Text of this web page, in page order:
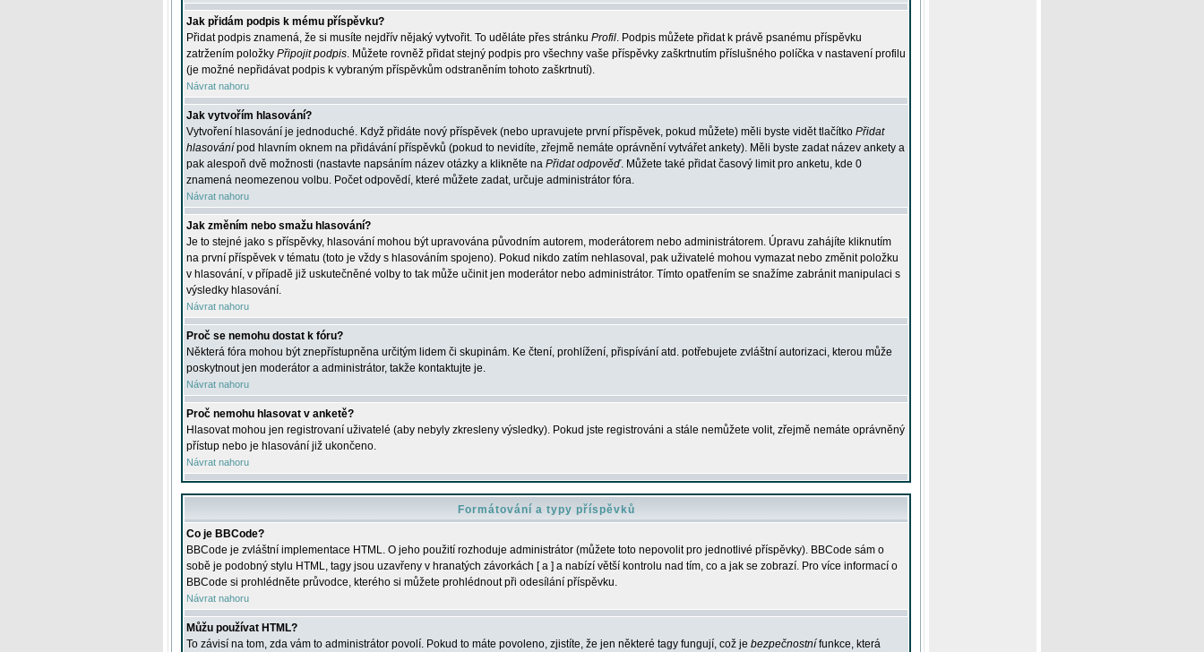
Jak přidám podpis k mému příspěvku?
Přidat podpis znamená, že si musíte nejdřív nějaký vytvořit. To uděláte přes stránku Profil. Podpis můžete přidat k právě psanému příspěvku
zatržením položky Připojit podpis. Můžete rovněž přidat stejný podpis pro všechny vaše příspěvky zaškrtnutím příslušného políčka v nastavení profilu
(je možné nepřidávat podpis k vybraným příspěvkům odstraněním tohoto zaškrtnutí).
Návrat nahoru
Jak vytvořím hlasování?
Vytvoření hlasování je jednoduché. Když přidáte nový příspěvek (nebo upravujete první příspěvek, pokud můžete) měli byste vidět tlačítko Přidat
hlasování pod hlavním oknem na přidávání příspěvků (pokud to nevidíte, zřejmě nemáte oprávnění vytvářet ankety). Měli byste zadat název ankety a
pak alespoň dvě možnosti (nastavte napsáním název otázky a klikněte na Přidat odpověď. Můžete také přidat časový limit pro anketu, kde 0
znamená neomezenou volbu. Počet odpovědí, které můžete zadat, určuje administrátor fóra.
Návrat nahoru
Jak změním nebo smažu hlasování?
Je to stejné jako s příspěvky, hlasování mohou být upravována původním autorem, moderátorem nebo administrátorem. Úpravu zahájíte kliknutím
na první příspěvek v tématu (toto je vždy s hlasováním spojeno). Pokud nikdo zatím nehlasoval, pak uživatelé mohou vymazat nebo změnit položku
v hlasování, v případě již uskutečněné volby to tak může učinit jen moderátor nebo administrátor. Tímto opatřením se snažíme zabránit manipulaci s
výsledky hlasování.
Návrat nahoru
Proč se nemohu dostat k fóru?
Některá fóra mohou být znepřístupněna určitým lidem či skupinám. Ke čtení, prohlížení, přispívání atd. potřebujete zvláštní autorizaci, kterou může
poskytnout jen moderátor a administrátor, takže kontaktujte je.
Návrat nahoru
Proč nemohu hlasovat v anketě?
Hlasovat mohou jen registrovaní uživatelé (aby nebyly zkresleny výsledky). Pokud jste registrováni a stále nemůžete volit, zřejmě nemáte oprávněný
přístup nebo je hlasování již ukončeno.
Návrat nahoru
Formátování a typy příspěvků
Co je BBCode?
BBCode je zvláštní implementace HTML. O jeho použití rozhoduje administrátor (můžete toto nepovolit pro jednotlivé příspěvky). BBCode sám o
sobě je podobný stylu HTML, tagy jsou uzavřeny v hranatých závorkách [ a ] a nabízí větší kontrolu nad tím, co a jak se zobrazí. Pro více informací o
BBCode si prohlédněte průvodce, kterého si můžete prohlédnout při odesílání příspěvku.
Návrat nahoru
Můžu používat HTML?
To závisí na tom, zda vám to administrátor povolí. Pokud to máte povoleno, zjistíte, že jen některé tagy fungují, což je bezpečnostní funkce, která